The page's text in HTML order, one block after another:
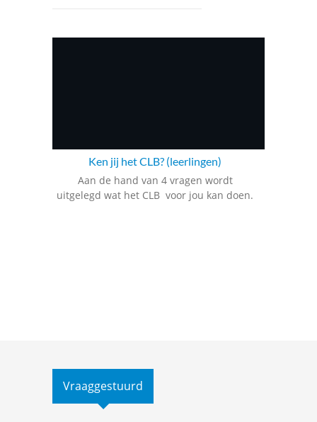
Ken jij hetCLB? (leerlingen)
Aan de hand van 4 vragen wordt
uitgelegd wat het CLB voor jou kan doen.
Vraaggestuurd